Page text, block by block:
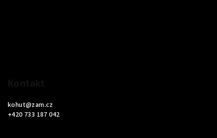
kohut@zam.cz
+420 733 187 042